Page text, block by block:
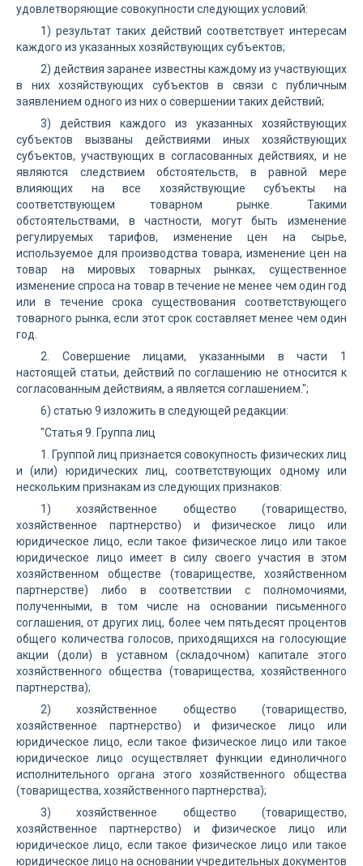
удовлетворяющие совокупности следующих условий:
1) результат таких действий соответствует интересам
каждого из указанных хозяйствующих субъектов;
2) действия заранее известны каждому из участвующих
в них хозяйствующих субъектов в связи с публичным
заявлением одного из них о совершении таких действий;
3) действия каждого из указанных хозяйствующих
субъектов вызваны действиями иных хозяйствующих
субъектов, участвующих в согласованных действиях, и не
являются следствием обстоятельств, в равной мере
влияющих на все хозяйствующие субъекты на
соответствующем товарном рынке. Такими
обстоятельствами, в частности, могут быть изменение
регулируемых тарифов, изменение цен на сырье,
используемое для производства товара, изменение цен на
товар на мировых товарных рынках, существенное
изменение спроса на товар в течение не менее чем один год
или в течение срока существования соответствующего
товарного рынка, если этот срок составляет менее чем один
год.
2. Совершение лицами, указанными в части 1
настоящей статьи, действий по соглашению не относится к
согласованным действиям, а является соглашением.";
6) статью 9 изложить в следующей редакции:
"Статья 9. Группа лиц
1. Группой лиц признается совокупность физических лиц
и (или) юридических лиц, соответствующих одному или
нескольким признакам из следующих признаков:
1) хозяйственное общество (товарищество,
хозяйственное партнерство) и физическое лицо или
юридическое лицо, если такое физическое лицо или такое
юридическое лицо имеет в силу своего участия в этом
хозяйственном обществе (товариществе, хозяйственном
партнерстве) либо в соответствии с полномочиями,
полученными, в том числе на основании письменного
соглашения, от других лиц, более чем пятьдесят процентов
общего количества голосов, приходящихся на голосующие
акции (доли) в уставном (складочном) капитале этого
хозяйственного общества (товарищества, хозяйственного
партнерства);
2) хозяйственное общество (товарищество,
хозяйственное партнерство) и физическое лицо или
юридическое лицо, если такое физическое лицо или такое
юридическое лицо осуществляет функции единоличного
исполнительного органа этого хозяйственного общества
(товарищества, хозяйственного партнерства);
3) хозяйственное общество (товарищество,
хозяйственное партнерство) и физическое лицо или
юридическое лицо, если такое физическое лицо или такое
юридическое лицо на основании учредительных документов